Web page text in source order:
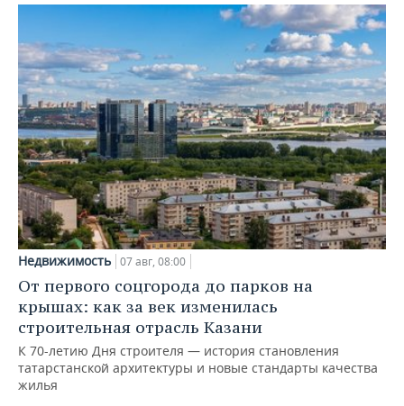
Недвижимость 07 авг, 08:00
От первого соцгорода до парков на
крышах: как за век изменилась
строительная отрасль Казани
К 70-летию Дня строителя — история становления
татарстанской архитектуры и новые стандарты качества
жилья